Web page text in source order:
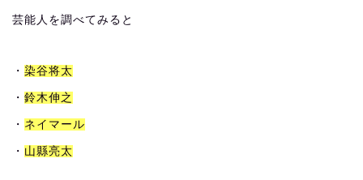
芸能人を調べてみると
・ 染谷将太
・ 鈴木伸之
・ ネイマール
・ 山縣亮太